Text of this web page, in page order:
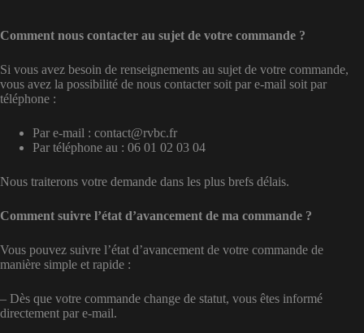
Comment nous contacter au sujet de votre commande ?
Si vous avez besoin de renseignements au sujet de votre commande,
vous avez la possibilité de nous contacter soit par e-mail soit par
téléphone :
Par e-mail : contact@rvbc.fr
Par téléphone au : 06 01 02 03 04
Nous traiterons votre demande dans les plus brefs délais.
Comment suivre l’état d’avancement de ma commande ?
Vous pouvez suivre l’état d’avancement de votre commande de
manière simple et rapide :
– Dès que votre commande change de statut, vous êtes informé
directement par e-mail.